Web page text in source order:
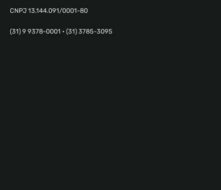
CNPJ 13.144.091/0001-80
(31) 9 9378-0001 • (31) 3785-3095